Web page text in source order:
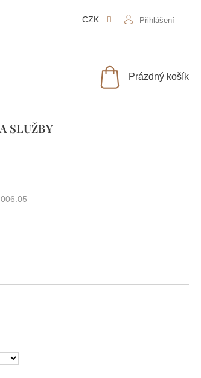
CZK Přihlášení
NÁKUPNÍ
Prázdný košík
SLUŽBY